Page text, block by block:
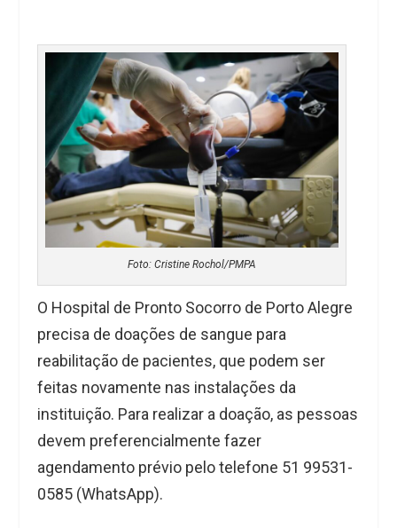
Foto: Cristine Rochol/PMPA
O Hospital de Pronto Socorro de Porto Alegre
precisa de doações de sangue para
reabilitação de pacientes, que podem ser
feitas novamente nas instalações da
instituição. Para realizar a doação, as pessoas
devem preferencialmente fazer
agendamento prévio pelo telefone 51 99531-
0585 (WhatsApp).